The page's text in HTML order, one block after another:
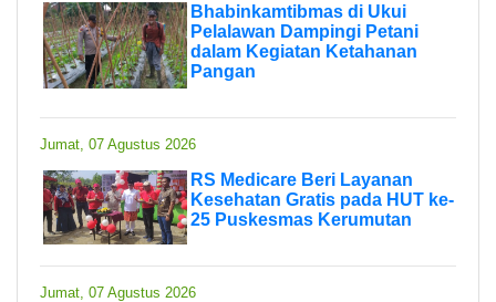
Bhabinkamtibmas di Ukui
Pelalawan Dampingi Petani
dalam Kegiatan Ketahanan
Pangan
Jumat, 07 Agustus 2026
RS Medicare Beri Layanan
Kesehatan Gratis pada HUT ke-
25 Puskesmas Kerumutan
Jumat, 07 Agustus 2026